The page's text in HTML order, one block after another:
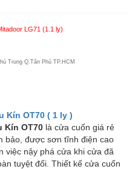
LG71 (1.1 ly)
Trung Q.Tân Phú TP.HCM
Kín OT70 ( 1 ly )
Kín OT70 là cửa cuốn giá rẻ
bảo, được sơn tĩnh điện cao
việc nậy phá cửa khi cửa đã
tuyệt đối. Thiết kế cửa cuốn